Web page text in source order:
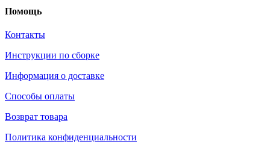
Помощь
Контакты
Инструкции по сборке
Информация о доставке
Способы оплаты
Возврат товара
Политика конфиденциальности